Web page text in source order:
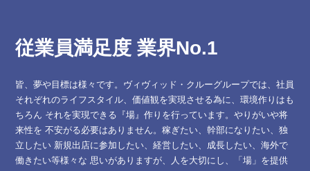
従業員満足度 業界No.1
皆、夢や目標は様々です。ヴィヴィッド・クルーグループでは、社員
それぞれのライフスタイル、価値観を実現させる為に、環境作りはも
ちろん それを実現できる『場』作りを行っています。やりがいや将
来性を 不安がる必要はありません。稼ぎたい、幹部になりたい、独
立したい 新規出店に参加したい、経営したい、成長したい、海外で
働きたい等様々な 思いがありますが、人を大切にし、「場」を提供